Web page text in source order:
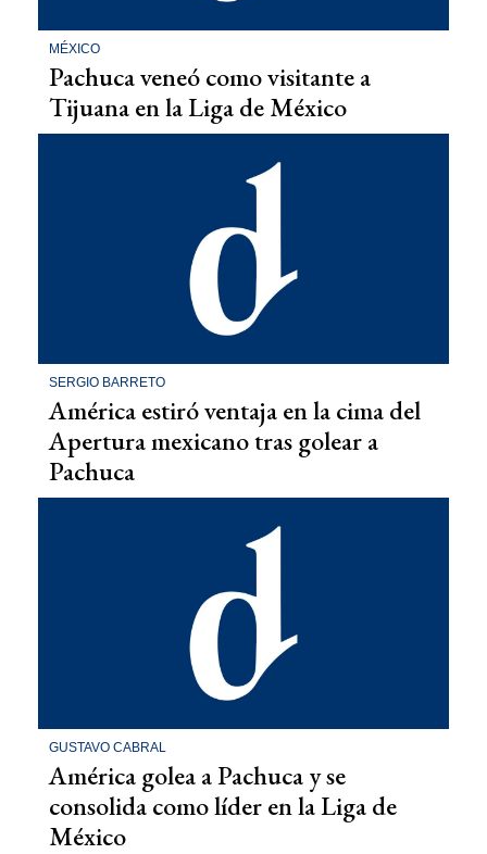
MÉXICO
Pachuca veneó como visitante a
Tijuana en la Liga de México
SERGIO BARRETO
América estiró ventaja en la cima del
Apertura mexicano tras golear a
Pachuca
GUSTAVO CABRAL
América golea a Pachuca y se
consolida como líder en la Liga de
México